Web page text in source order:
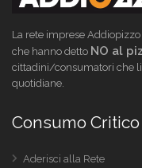
La rete imprese
che hanno detto NO al
cittadini/consumatori che li
quotidiane.
Consumo Critico
Aderisci alla Rete